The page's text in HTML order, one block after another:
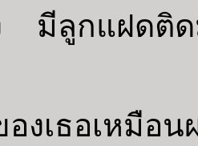
มีลูกแฝดติ
งเธอเหมือ